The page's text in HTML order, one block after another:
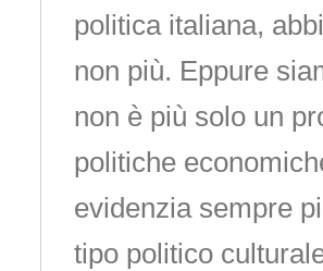
politica italiana,
non più. Eppure
non è più solo un
politiche
evidenzia sempre
tipo politico